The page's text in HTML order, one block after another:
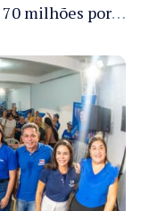
Pesca esportiva movimenta R$ 70 milhões por ano e ganha espaço na economia sustentável do Amazonas